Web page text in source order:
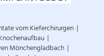
vom Kieferchirurgen
Mönchengladbach